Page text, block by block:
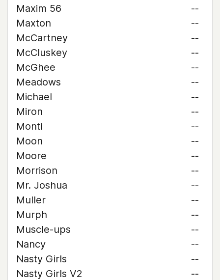
Maxim 56
--
Maxton
--
McCartney
--
McCluskey
--
McGhee
--
Meadows
--
Michael
--
Miron
--
Monti
--
Moon
--
Moore
--
Morrison
--
Mr. Joshua
--
Muller
--
Murph
--
Muscle-ups
--
Nancy
--
Nasty Girls
--
Nasty Girls V2
--